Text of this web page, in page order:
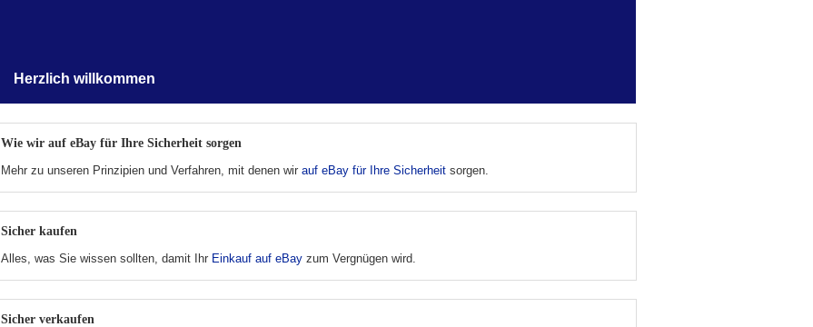
Herzlich willkommen
Wie wir auf eBay für Ihre Sicherheit sorgen
Mehr zu unseren Prinzipien und Verfahren, mit denen wir auf eBay für Ihre Sicherheit sorgen.
Sicher kaufen
Alles, was Sie wissen sollten, damit Ihr Einkauf auf eBay zum Vergnügen wird.
Sicher verkaufen